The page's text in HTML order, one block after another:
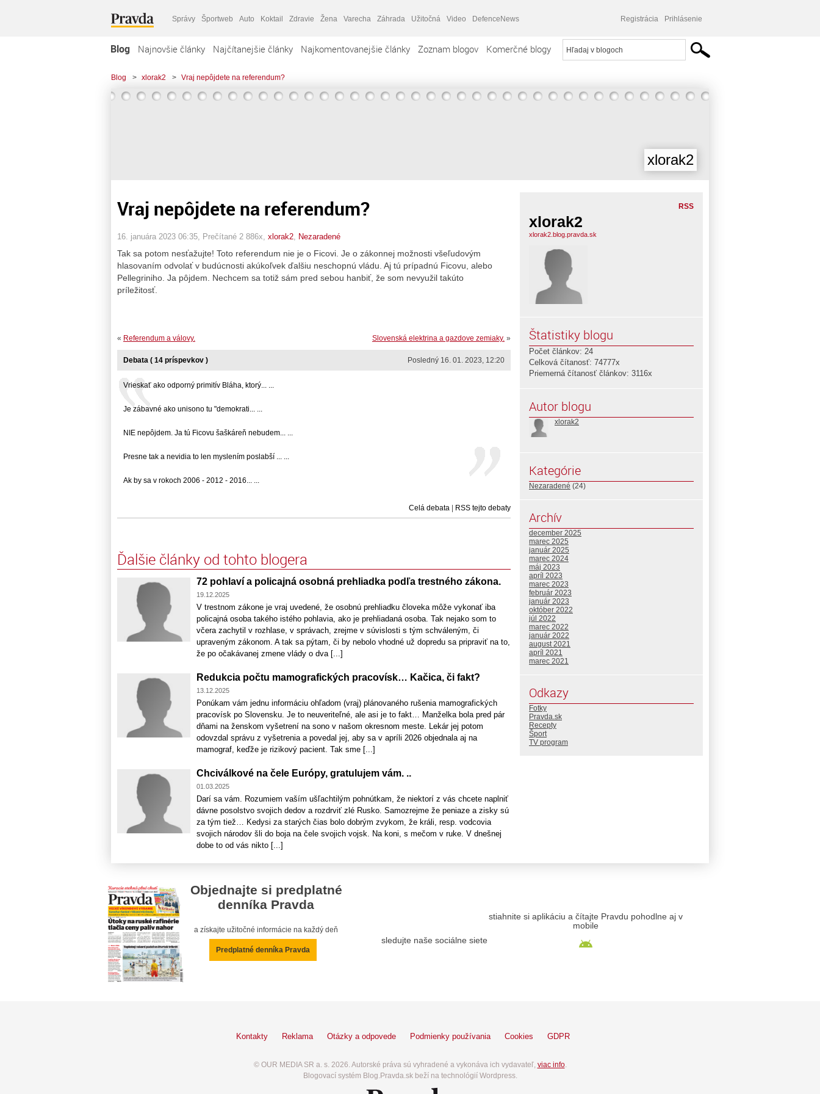
Správy Športweb Auto Koktail Zdravie Žena Varecha Záhrada Užitočná Video DefenceNews Registrácia Prihlásenie
Blog Najnovšie články Najčítanejšie články Najkomentovanejšie články Zoznam blogov Komerčné blogy
Blog > xlorak2 > Vraj nepôjdete na referendum?
xlorak2
Vraj nepôjdete na referendum?
16. januára 2023 06:35 , Prečítané 2 886x, xlorak2 Nezaradené
Tak sa potom nesťažujte! Toto referendum nie je o Ficovi. Je o zákonnej možnosti všeľudovým
hlasovaním odvolať v budúcnosti akúkoľvek ďalšiu neschopnú vládu. Aj tú prípadnú Ficovu, alebo
Pellegriniho. Ja pôjdem. Nechcem sa totiž sám pred sebou hanbiť, že som nevyužil takúto
príležitosť.
Slovenská elektrina a gazdove zemiaky. »
« Referendum a válovy.
Posledný 16. 01. 2023, 12:20
Debata ( 14 príspevkov )
Vrieskať ako odporný primitív Bláha, ktorý... ...
Je zábavné ako unisono tu "demokrati... ...
NIE nepôjdem. Ja tú Ficovu šaškáreň nebudem... ...
Presne tak a nevidia to len myslením poslabší ... ...
Ak by sa v rokoch 2006 - 2012 - 2016... ...
Celá debata | RSS tejto debaty
Ďalšie články od tohto blogera
72 pohlaví a policajná osobná prehliadka podľa trestného zákona.
19.12.2025
V trestnom zákone je vraj uvedené, že osobnú prehliadku človeka môže vykonať iba
policajná osoba takého istého pohlavia, ako je prehliadaná osoba. Tak nejako som to
včera zachytil v rozhlase, v správach, zrejme v súvislosti s tým schváleným, či
upraveným zákonom. A tak sa pýtam, či by nebolo vhodné už dopredu sa pripraviť na to,
že po očakávanej zmene vlády o dva [...]
Redukcia počtu mamografických pracovísk… Kačica, či fakt?
13.12.2025
Ponúkam vám jednu informáciu ohľadom (vraj) plánovaného rušenia mamografických
pracovísk po Slovensku. Je to neuveriteľné, ale asi je to fakt… Manželka bola pred pár
dňami na ženskom vyšetrení na sono v našom okresnom meste. Lekár jej potom
odovzdal správu z vyšetrenia a povedal jej, aby sa v apríli 2026 objednala aj na
mamograf, keďže je rizikový pacient. Tak sme [...]
Chciválkové na čele Európy, gratulujem vám. ..
01.03.2025
Darí sa vám. Rozumiem vaším ušľachtilým pohnútkam, že niektorí z vás chcete naplniť
dávne posolstvo svojich dedov a rozdrviť zlé Rusko. Samozrejme že peniaze a zisky sú
za tým tiež… Kedysi za starých čias bolo dobrým zvykom, že králi, resp. vodcovia
svojich národov šli do boja na čele svojich vojsk. Na koni, s mečom v ruke. V dnešnej
dobe to od vás nikto [...]
RSS
xlorak2
xlorak2.blog.pravda.sk
Štatistiky blogu
Počet článkov: 24
Celková čítanosť: 74777x
Priemerná čítanosť článkov: 3116x
Autor blogu
xlorak2
Kategórie
Nezaradené (24)
Archív
december 2025
marec 2025
január 2025
marec 2024
máj 2023
apríl 2023
marec 2023
február 2023
január 2023
október 2022
júl 2022
marec 2022
január 2022
august 2021
apríl 2021
marec 2021
Odkazy
Fotky
Pravda.sk
Recepty
Šport
TV program
Objednajte si predplatné
denníka Pravda
a získajte užitočné informácie na každý deň
Predplatné denníka Pravda
sledujte naše sociálne siete
stiahnite si aplikáciu a čítajte Pravdu pohodlne aj v
mobile
Kontakty Reklama Otázky a odpovede Podmienky používania Cookies GDPR
© OUR MEDIA SR a. s. 2026. Autorské práva sú vyhradené a vykonáva ich vydavateľ, viac info.
Blogovací systém Blog.Pravda.sk beží na technológií Wordpress.